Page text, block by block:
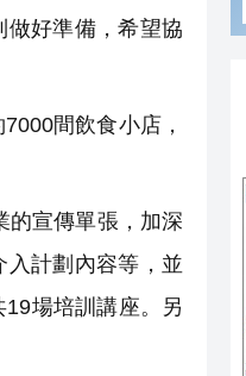
好準備，希望協
間飲食小店，
的宣傳單張，加深
計劃內容等，並
場培訓講座。另